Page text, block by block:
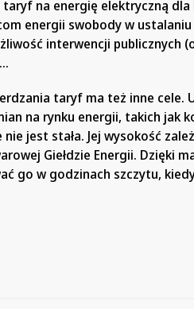
na energię elektryczną
energii swobody w
interwencji publicznych
taryf ma też inne cele.
na rynku energii, takich jak
jest stała. Jej wysokość
Giełdzie Energii. Dzięki
go w godzinach szczytu,